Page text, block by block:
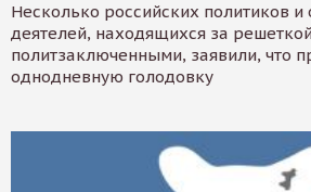
Несколько российских политиков
деятелей, находящихся за
политзаключенными, заявили, что
однодневную голодовку